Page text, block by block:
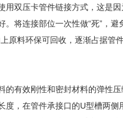
用双压卡管件链接方式，这是
。将连接部位一次性做“死”，避
原料环保可回收，逐渐占据管
有效刚性和密封材料的弹性压
度，在管件承接口的U型槽两侧